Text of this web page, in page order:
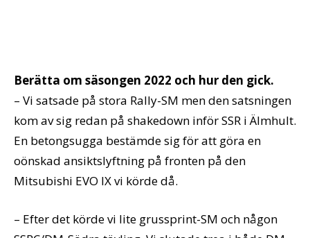
Berätta om säsongen 2022 och hur den gick.
– Vi satsade på stora Rally-SM men den satsningen
kom av sig redan på shakedown inför SSR i Älmhult.
En betongsugga bestämde sig för att göra en
oönskad ansiktslyftning på fronten på den
Mitsubishi EVO IX vi körde då.
– Efter det körde vi lite grussprint-SM och någon